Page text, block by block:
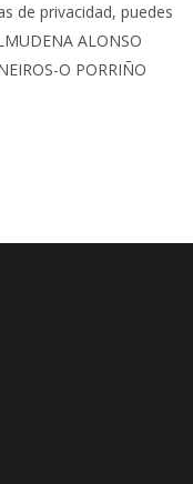
de privacidad, puedes
ALONSO
O PORRIÑO